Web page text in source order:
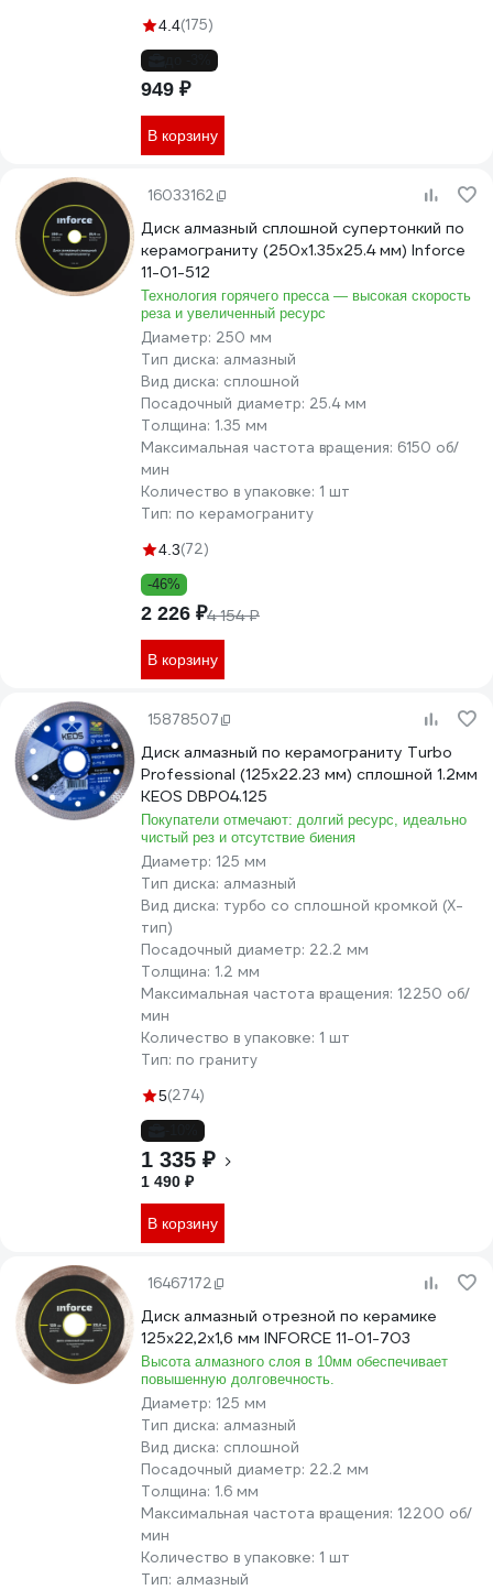
4.4(175)
949 ₽
В корзину
16033162
Диск алмазный сплошной супертонкий по
керамограниту (250х1.35x25.4 мм) Inforce
11-01-512
Технология горячего пресса — высокая скорость
реза и увеличенный ресурс
Диаметр: 250 мм
Тип диска: алмазный
Вид диска: сплошной
Посадочный диаметр: 25.4 мм
Толщина: 1.35 мм
Максимальная частота вращения: 6150 об/
мин
Количество в упаковке: 1 шт
Тип: по керамограниту
4.3(72)
-46%
2 226 ₽4 154 ₽
В корзину
15878507
Диск алмазный по керамограниту Turbo
Professional (125х22.23 мм) сплошной 1.2мм
KEOS DBP04.125
Покупатели отмечают: долгий ресурс, идеально
чистый рез и отсутствие биения
Диаметр: 125 мм
Тип диска: алмазный
Вид диска: турбо со сплошной кромкой (X-
тип)
Посадочный диаметр: 22.2 мм
Толщина: 1.2 мм
Максимальная частота вращения: 12250 об/
мин
Количество в упаковке: 1 шт
Тип: по граниту
5(274)
1 335 ₽
1 490 ₽
В корзину
16467172
Диск алмазный отрезной по керамике
125х22,2х1,6 мм INFORCE 11-01-703
Высота алмазного слоя в 10мм обеспечивает
повышенную долговечность.
Диаметр: 125 мм
Тип диска: алмазный
Вид диска: сплошной
Посадочный диаметр: 22.2 мм
Толщина: 1.6 мм
Максимальная частота вращения: 12200 об/
мин
Количество в упаковке: 1 шт
Тип: алмазный